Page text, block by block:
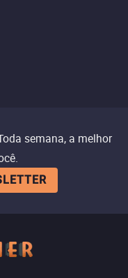
semana, a melhor